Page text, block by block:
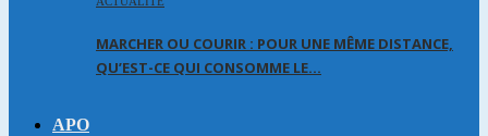
MARCHER OU COURIR : POUR UNE MÊME DISTANCE,
QU’EST-CE QUI CONSOMME LE…
APO